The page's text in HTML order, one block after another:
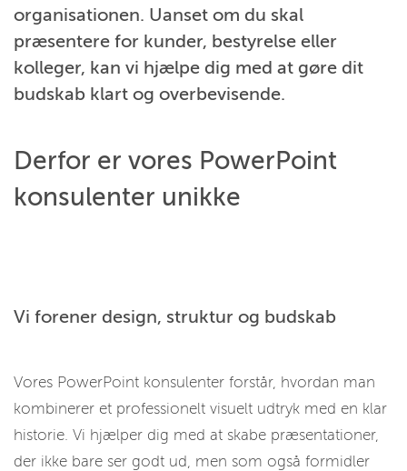
organisationen. Uanset om du skal
præsentere for kunder, bestyrelse eller
kolleger, kan vi hjælpe dig med at gøre dit
budskab klart og overbevisende.
Derfor er vores PowerPoint
konsulenter unikke
Vi forener design, struktur og budskab
Vores PowerPoint konsulenter forstår, hvordan man
kombinerer et professionelt visuelt udtryk med en klar
historie. Vi hjælper dig med at skabe præsentationer,
der ikke bare ser godt ud, men som også formidler